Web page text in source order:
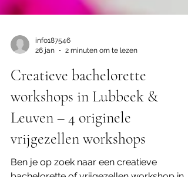
26 jan
2 minuten om te lezen
Creatieve bachelorette
workshops in Lubbeek &
Leuven – 4 originele
vrijgezellen workshops